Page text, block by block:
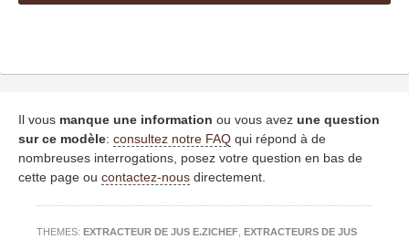
Il vous manque une information ou vous avez une question
sur ce modèle: consultez notre FAQ qui répond à de
nombreuses interrogations, posez votre question en bas de
cette page ou contactez-nous directement.
THEMES: EXTRACTEUR DE JUS E.ZICHEF EXTRACTEURS DE JUS